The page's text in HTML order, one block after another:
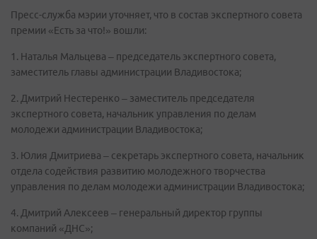
Пресс-служба мэрии уточняет, что в состав экспертного совета
премии «Есть за что!» вошли:
1. Наталья Мальцева – председатель экспертного совета,
заместитель главы администрации Владивостока;
2. Дмитрий Нестеренко – заместитель председателя
экспертного совета, начальник управления по делам
молодежи администрации Владивостока;
3. Юлия Дмитриева – секретарь экспертного совета, начальник
отдела содействия развитию молодежного творчества
управления по делам молодежи администрации Владивостока;
4. Дмитрий Алексеев – генеральный директор группы
компаний «ДНС»;